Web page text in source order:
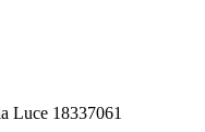
Luce 18337061